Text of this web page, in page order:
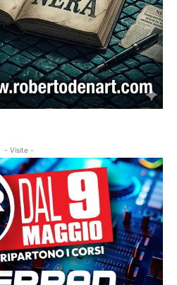
- Visite -